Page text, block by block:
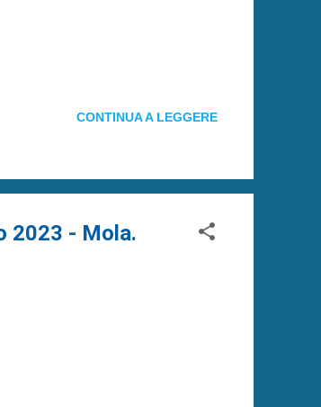
CONTINUA A LEGGERE
2023 - Mola.